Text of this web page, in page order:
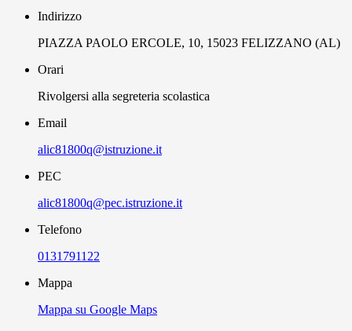
Indirizzo
PIAZZA PAOLO ERCOLE, 10, 15023 FELIZZANO (AL)
Orari
Rivolgersi alla segreteria scolastica
Email
alic81800q@istruzione.it
PEC
alic81800q@pec.istruzione.it
Telefono
0131791122
Mappa
Mappa su Google Maps